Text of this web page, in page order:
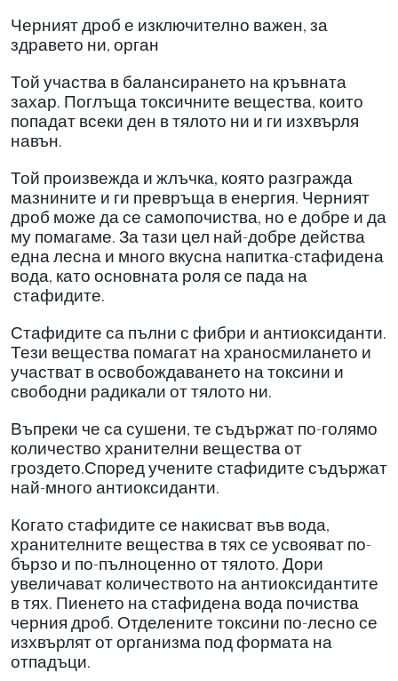
Черният дроб е изключително важен, за
здравето ни, орган
Той участва в балансирането на кръвната
захар. Поглъща токсичните вещества, които
попадат всеки ден в тялото ни и ги изхвърля
навън.
Той произвежда и жлъчка, която разгражда
мазнините и ги превръща в енергия. Черният
дроб може да се самопочиства, но е добре и да
му помагаме. За тази цел най-добре действа
една лесна и много вкусна напитка-стафидена
вода, като основната роля се пада на
стафидите.
Стафидите са пълни с фибри и антиоксиданти.
Тези вещества помагат на храносмилането и
участват в освобождаването на токсини и
свободни радикали от тялото ни.
Въпреки че са сушени, те съдържат по-голямо
количество хранителни вещества от
гроздето.Според учените стафидите съдържат
най-много антиоксиданти.
Когато стафидите се накисват във вода,
хранителните вещества в тях се усвояват по-
бързо и по-пълноценно от тялото. Дори
увеличават количеството на антиоксидантите
в тях. Пиенето на стафидена вода почиства
черния дроб. Отделените токсини по-лесно се
изхвърлят от организма под формата на
отпадъци.